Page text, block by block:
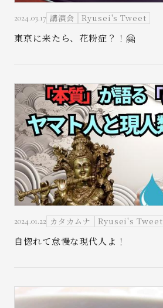
2024.03.17 講演会 Ryusei's Tweet
東京に来たら、花粉症？！🤗
2024.01.22 カタカムナ Ryusei's Tweet
自惚れて怠慢な現代人よ！